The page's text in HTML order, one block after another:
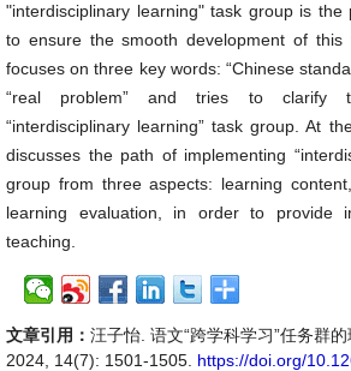
"interdisciplinary learning" task group is the
to ensure the smooth development of
focuses on three key words: “Chinese
“real problem” and tries to clarify
“interdisciplinary learning” task group. At
discusses the path of implementing
group from three aspects: learning
learning evaluation, in order to provide
teaching.
文章引用： 汪子怡. 语文“跨学科学习”任务群
2024, 14(7): 1501-1505. https://doi.org/